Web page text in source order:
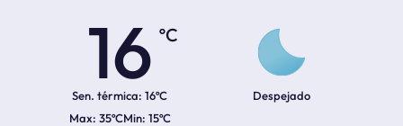
16
ºC
Sen. térmica: 16ºC
35ºC 15ºC
Despejado